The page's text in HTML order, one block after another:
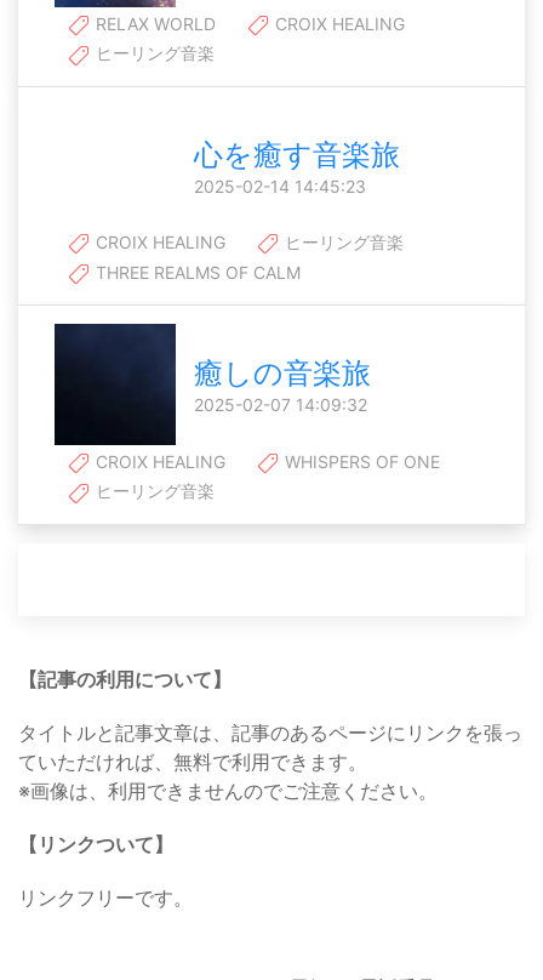
RELAX WORLD
CROIX HEALING
ヒーリング音楽
心を癒す音楽旅
2025-02-14 14:45:23
CROIX HEALING
ヒーリング音楽
THREE REALMS OF CALM
癒しの音楽旅
2025-02-07 14:09:32
CROIX HEALING
WHISPERS OF ONE
ヒーリング音楽
【記事の利用について】
タイトルと記事文章は、記事のあるページにリンクを張っ
ていただければ、無料で利用できます。
※画像は、利用できませんのでご注意ください。
【リンクついて】
リンクフリーです。